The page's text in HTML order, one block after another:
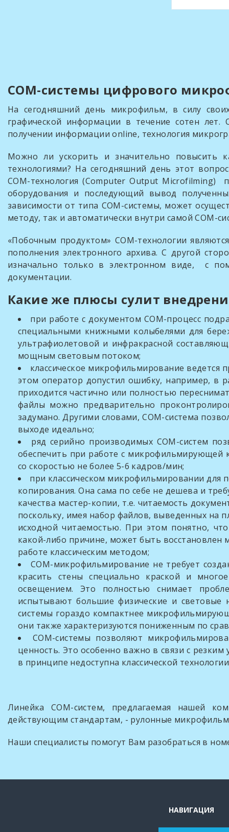
COM-системы цифрового
На сегодняшний день микрофильм, в силу
графической информации в течение сотен
получении информации online, технология
Можно ли ускорить и значительно повысить
технологиями? На сегодняшний день этот
СОМ-технология (Computer Output Microfilming)
оборудования и последующий вывод
зависимости от типа СОМ-системы, может
методу, так и автоматически внутри самой СОМ-
«Побочным продуктом» СОМ-технологии
пополнения электронного архива. С другой
изначально только в электронном виде, с
документации.
Какие же плюсы сулит
при работе с документом СОМ-процесс
специальными книжными колыбелями для
ультрафиолетовой и инфракрасной
мощным световым потоком;
классическое микрофильмирование ведется
этом оператор допустил ошибку, например, в
приходится частично или полностью
файлы можно предварительно
задумано. Другими словами, СОМ-система
выходе идеально;
ряд серийно производимых СОМ-систем
обеспечить при работе с микрофильмирующей
со скоростью не более 5-6 кадров/мин;
при классическом микрофильмировании для
копирования. Она сама по себе не дешева и
качества мастер-копии, т.е. читаемость
поскольку, имея набор файлов, выведенных на
исходной читаемостью. При этом понятно,
какой-либо причине, может быть
работе классическим методом;
СОМ-микрофильмирование не требует
красить стены специально краской и
освещением. Это полностью снимает
испытывают большие физические и световые
системы гораздо компактнее
они также характеризуются пониженным по
СОМ-системы позволяют
ценность. Это особенно важно в связи с
в принципе недоступна классической
Линейка СОМ-систем, предлагаемая нашей
действующим стандартам, - рулонные
Наши специалисты помогут Вам разобраться в
НАВИГАЦИЯ